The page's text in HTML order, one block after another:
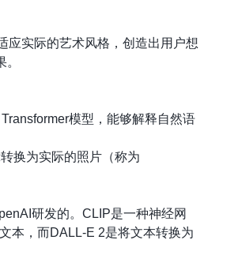
应实际的艺术风格，创造出用户想
模型，能够解释自然语
换为实际的照片（称为
研发的。CLIP是一种神经网
本，而DALL-E 2是将文本转换为